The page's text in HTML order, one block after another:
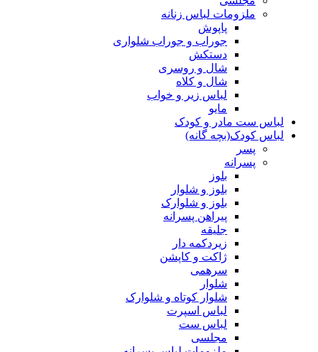
ملزومات لباس زنانه
پاپوش
جوراب و جوراب شلواری
دستکش
شال و روسری
شال و کلاه
لباس زیر و خواب
مایو
لباس ست مادر و کودک
لباس کودک(بچه گانه)
پسر
پسرانه
بلوز
بلوز و شلوار
بلوز و شلوارک
پیراهن پسرانه
جلیقه
زیردکمه دار
ژاکت و کاپشن
سرهمی
شلوار
شلوار کوتاه و شلوارک
لباس اسپرت
لباس ست
مجلسی